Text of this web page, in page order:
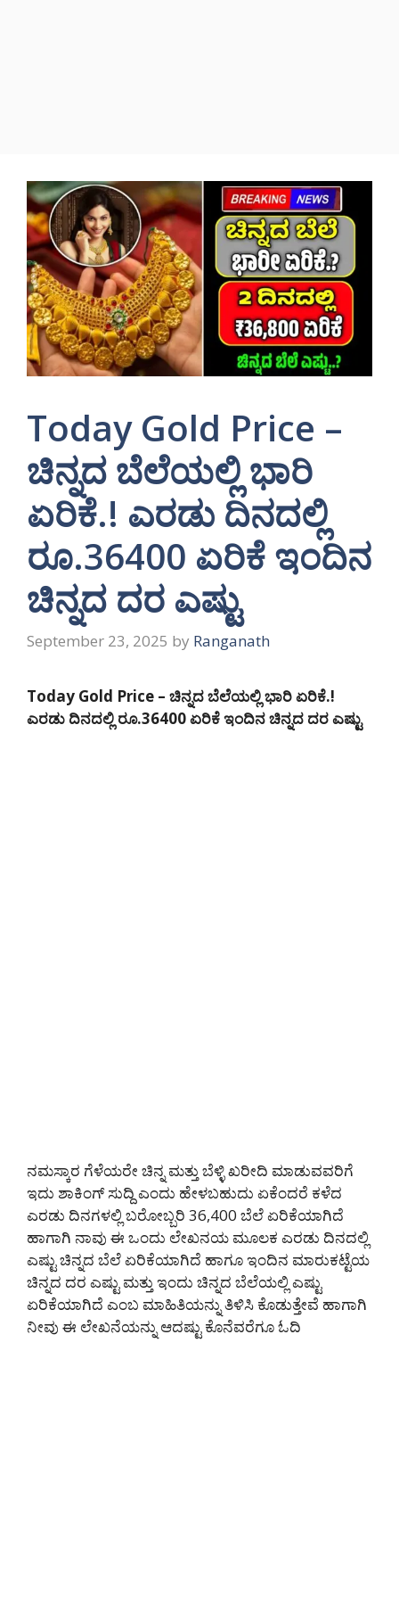
Today Gold Price –
ಚಿನ್ನದ ಬೆಲೆಯಲ್ಲಿ ಭಾರಿ
ಏರಿಕೆ.! ಎರಡು ದಿನದಲ್ಲಿ
ರೂ.36400 ಏರಿಕೆ ಇಂದಿನ
ಚಿನ್ನದ ದರ ಎಷ್ಟು
September 23, 2025 by Ranganath
Today Gold Price – ಚಿನ್ನದ ಬೆಲೆಯಲ್ಲಿ ಭಾರಿ ಏರಿಕೆ.!
ಎರಡು ದಿನದಲ್ಲಿ ರೂ.36400 ಏರಿಕೆ ಇಂದಿನ ಚಿನ್ನದ ದರ ಎಷ್ಟು
ನಮಸ್ಕಾರ ಗೆಳೆಯರೇ ಚಿನ್ನ ಮತ್ತು ಬೆಳ್ಳಿ ಖರೀದಿ ಮಾಡುವವರಿಗೆ
ಇದು ಶಾಕಿಂಗ್ ಸುದ್ದಿ ಎಂದು ಹೇಳಬಹುದು ಏಕೆಂದರೆ ಕಳೆದ
ಎರಡು ದಿನಗಳಲ್ಲಿ ಬರೋಬ್ಬರಿ 36,400 ಬೆಲೆ ಏರಿಕೆಯಾಗಿದೆ
ಹಾಗಾಗಿ ನಾವು ಈ ಒಂದು ಲೇಖನಯ ಮೂಲಕ ಎರಡು ದಿನದಲ್ಲಿ
ಎಷ್ಟು ಚಿನ್ನದ ಬೆಲೆ ಏರಿಕೆಯಾಗಿದೆ ಹಾಗೂ ಇಂದಿನ ಮಾರುಕಟ್ಟೆಯ
ಚಿನ್ನದ ದರ ಎಷ್ಟು ಮತ್ತು ಇಂದು ಚಿನ್ನದ ಬೆಲೆಯಲ್ಲಿ ಎಷ್ಟು
ಏರಿಕೆಯಾಗಿದೆ ಎಂಬ ಮಾಹಿತಿಯನ್ನು ತಿಳಿಸಿ ಕೊಡುತ್ತೇವೆ ಹಾಗಾಗಿ
ನೀವು ಈ ಲೇಖನೆಯನ್ನು ಆದಷ್ಟು ಕೊನೆವರೆಗೂ ಓದಿ